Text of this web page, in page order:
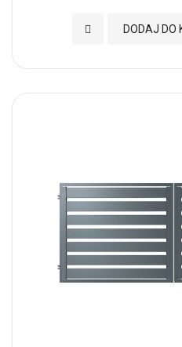
DODAJ DO
Dodaj do